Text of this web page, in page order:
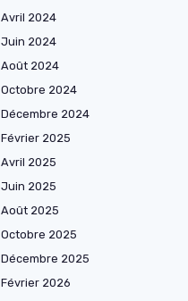
Avril 2024
Juin 2024
Août 2024
Octobre 2024
Décembre 2024
Février 2025
Avril 2025
Juin 2025
Août 2025
Octobre 2025
Décembre 2025
Février 2026